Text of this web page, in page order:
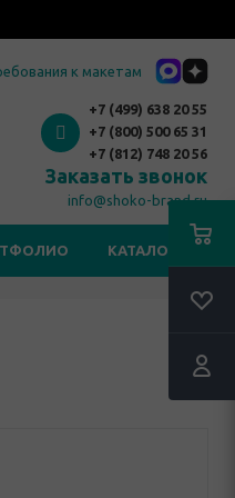
к макетам
+7 (499) 638 20 55
+7 (800) 500 65 31
+7 (812) 748 20 56
Заказать звонок
info@shoko-brand.ru
КАТАЛОГИ